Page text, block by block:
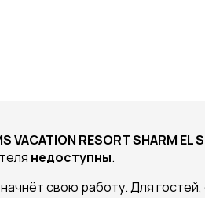
VACATION RESORT SHARM EL
недоступны.
начнёт свою работу. Для